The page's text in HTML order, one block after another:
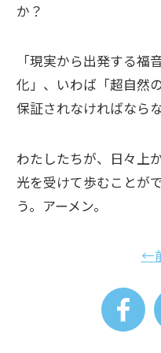
か？
「現実から出発する福
化」、いわば「超自然
保証されなければならな
わたしたちが、日々上
光を受けて歩むことが
う。アーメン。
←